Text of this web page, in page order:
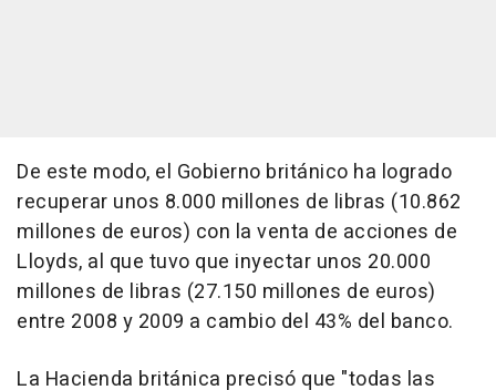
De este modo, el Gobierno británico ha logrado
recuperar unos 8.000 millones de libras (10.862
millones de euros) con la venta de acciones de
Lloyds, al que tuvo que inyectar unos 20.000
millones de libras (27.150 millones de euros)
entre 2008 y 2009 a cambio del 43% del banco.
La Hacienda británica precisó que "todas las